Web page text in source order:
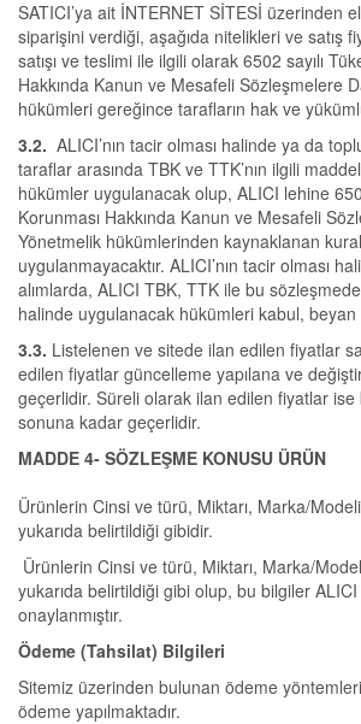
SATICI’ya ait İNTERNET SİTESİ üzerinden
siparişini verdiği, aşağıda nitelikleri ve satış
satışı ve teslimi ile ilgili olarak 6502 sayılı
Hakkında Kanun ve Mesafeli Sözleşmelere
hükümleri gereğince tarafların hak ve
3.2. ALICI’nın tacir olması halinde ya da
taraflar arasında TBK ve TTK’nın ilgili
hükümler uygulanacak olup, ALICI lehine
Korunması Hakkında Kanun ve Mesafeli
Yönetmelik hükümlerinden kaynaklanan
uygulanmayacaktır. ALICI’nın tacir olması
alımlarda, ALICI TBK, TTK ile bu
halinde uygulanacak hükümleri kabul,
3.3. Listelenen ve sitede ilan edilen fiyatlar
edilen fiyatlar güncelleme yapılana ve
geçerlidir. Süreli olarak ilan edilen fiyatlar
sonuna kadar geçerlidir.
MADDE 4- SÖZLEŞME KONUSU ÜRÜN
Ürünlerin Cinsi ve türü, Miktarı, Marka/
yukarıda belirtildiği gibidir.
Ürünlerin Cinsi ve türü, Miktarı, Marka/
yukarıda belirtildiği gibi olup, bu bilgiler
onaylanmıştır.
Ödeme (Tahsilat) Bilgileri
Sitemiz üzerinden bulunan ödeme
ödeme yapılmaktadır.